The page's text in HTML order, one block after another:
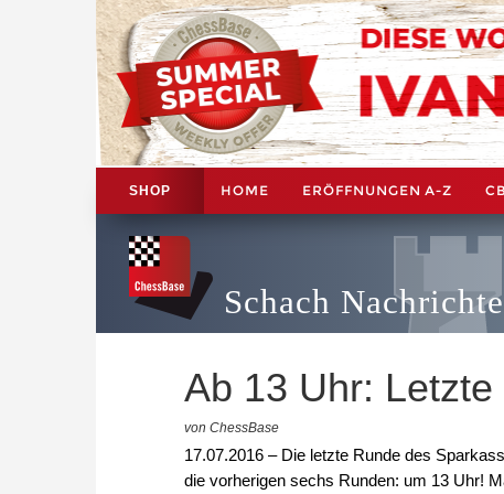
SHOP HOME ERÖFFNUNGEN A-Z
Schach
Ab 13 Uhr:
von ChessBase
17.07.2016 – Die letzte Runde des
die vorherigen sechs Runden: um 13 Uhr!